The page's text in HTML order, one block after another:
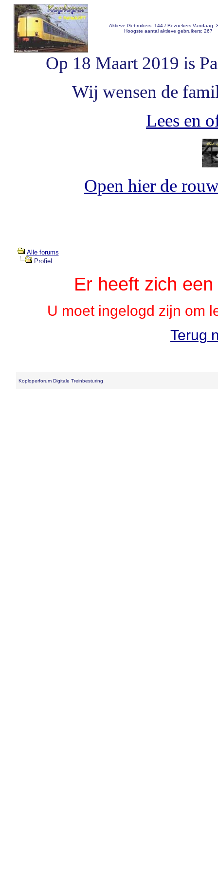
Aktieve Gebruikers: 144 / Bezoekers Vandaag:
Hoogste aantal aktieve gebruikers: 267
Op 18 Maart 2019 is
Wij wensen de
Lees en
Open hier de
Alle forums
Profiel
Er heeft zich
U moet ingelogd zijn om
Terug
Koploperforum Digitale Treinbesturing